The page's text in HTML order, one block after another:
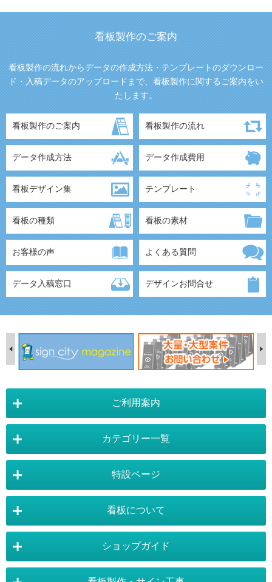
看板製作のご案内
看板製作の流れからデータの作成方法・テンプレートのダウンロー
ド・入稿データのアップロードまで、看板製作に関するご案内をい
たします。
看板製作のご案内 看板製作の流れ
データ作成方法 データ作成費用
看板デザイン集 テンプレート
看板の種類 看板の素材
お客様の声 よくある質問
データ入稿窓口 デザインお問合せ
ご利用案内
店舗詳細情報
運営会社 :株式会社トレード
〒454-0011 愛知県 名古屋市中川区山王4-5-10
TEL:052-265-7603 FAX:052-350-2662
お気軽にお問い合わせ下さい。
カテゴリー一覧
スタンド看板：オプション バナースタンド
自立看板 フロアサイン／路面表示
特設ページ
バナースタンド特設ページ 大型看板・突出看板特設ページ
看板について
ショップガイド